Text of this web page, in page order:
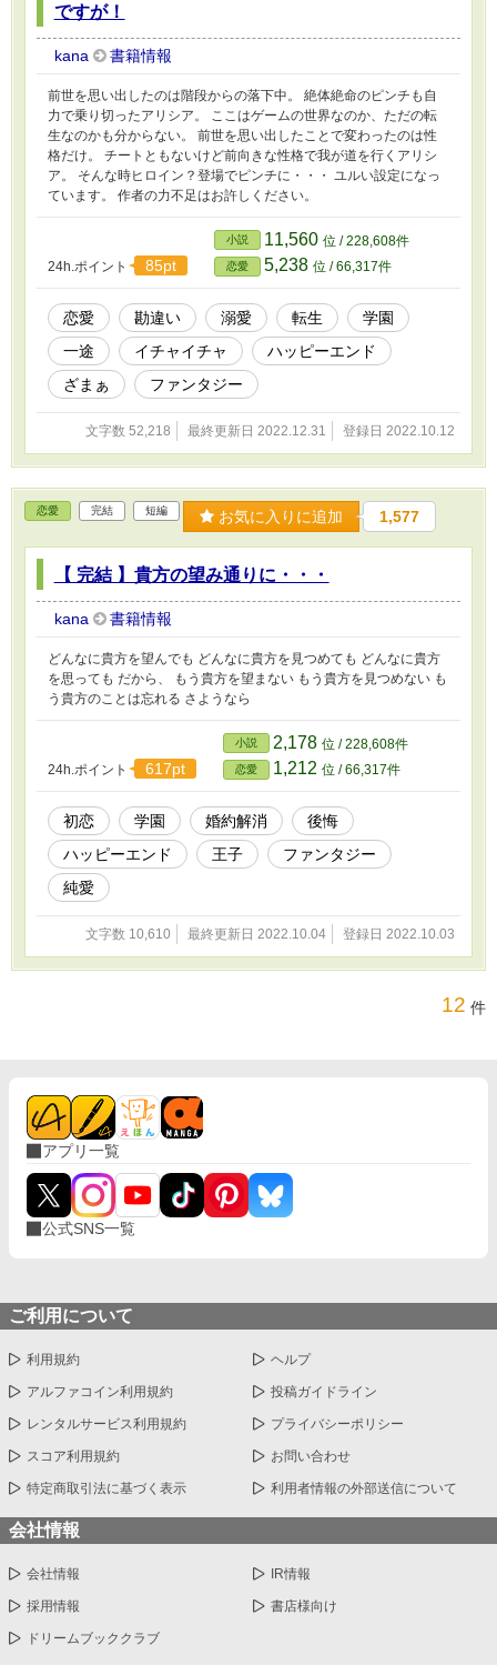
ですが！
kana 書籍情報
前世を思い出したのは階段からの落下中。 絶体絶命のピンチも自
力で乗り切ったアリシア。 ここはゲームの世界なのか、ただの転
生なのかも分からない。 前世を思い出したことで変わったのは性
格だけ。 チートともないけど前向きな性格で我が道を行くアリシ
ア。 そんな時ヒロイン？登場でピンチに・・・ ユルい設定になっ
ています。 作者の力不足はお許しください。
24h.ポイント 85pt
小説 11,560 位 / 228,608件
恋愛 5,238 位 / 66,317件
恋愛 勘違い 溺愛 転生
学園
一途
イチャイチャ
ハッピーエンド
ざまぁ
ファンタジー
文字数 52,218 最終更新日 2022.12.31 登録日 2022.10.12
恋愛 完結 短編 お気に入りに追加 1,577
【 完結 】貴方の望み通りに・・・
kana 書籍情報
どんなに貴方を望んでも どんなに貴方を見つめても どんなに貴方
を思っても だから、 もう貴方を望まない もう貴方を見つめない も
う貴方のことは忘れる さようなら
24h.ポイント 617pt
小説 2,178 位 / 228,608件
恋愛 1,212 位 / 66,317件
初恋 学園 婚約解消
後悔
ハッピーエンド
王子
ファンタジー
純愛
文字数 10,610 最終更新日 2022.10.04 登録日 2022.10.03
12 件
アプリ一覧
公式SNS一覧
ご利用について
利用規約 ヘルプ
アルファコイン利用規約 投稿ガイドライン
レンタルサービス利用規約 プライバシーポリシー
スコア利用規約 お問い合わせ
特定商取引法に基づく表示 利用者情報の外部送信について
会社情報
会社情報 IR情報
採用情報 書店様向け
ドリームブッククラブ